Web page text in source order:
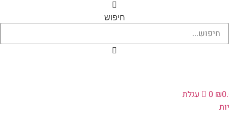
חיפוש
₪
0
עגלת